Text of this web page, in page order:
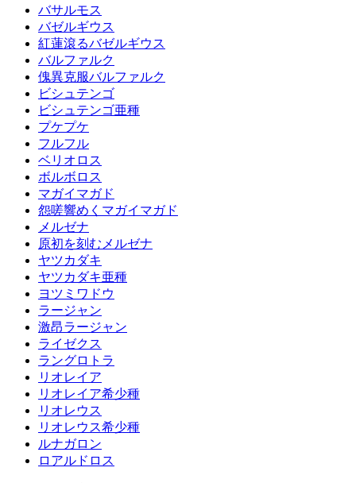
バサルモス
バゼルギウス
紅蓮滾るバゼルギウス
バルファルク
傀異克服バルファルク
ビシュテンゴ
ビシュテンゴ亜種
プケプケ
フルフル
ベリオロス
ボルボロス
マガイマガド
怨嗟響めくマガイマガド
メルゼナ
原初を刻むメルゼナ
ヤツカダキ
ヤツカダキ亜種
ヨツミワドウ
ラージャン
激昂ラージャン
ライゼクス
ラングロトラ
リオレイア
リオレイア希少種
リオレウス
リオレウス希少種
ルナガロン
ロアルドロス